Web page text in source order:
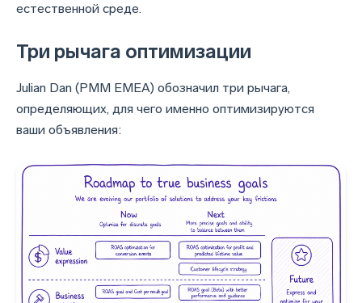
естественной среде.
Три рычага оптимизации
Julian Dan (PMM EMEA) обозначил три рычага,
определяющих, для чего именно оптимизируются
ваши объявления: